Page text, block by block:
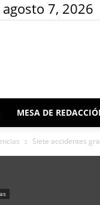
7, 2026
MESA DE
Siete accidentes